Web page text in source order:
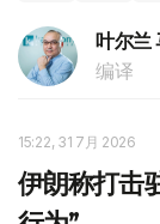
叶尔兰
编译
15:22, 31 7月 2026
伊朗称打击